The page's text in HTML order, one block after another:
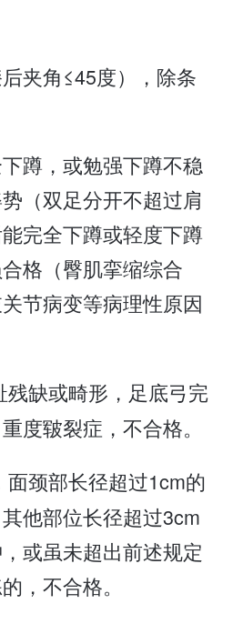
夹角≤45度），除条
蹲，或勉强下蹲不稳
（双足分开不超过肩
完全下蹲或轻度下蹲
格（臀肌挛缩综合
节病变等病理性原因
残缺或畸形，足底弓完
度皲裂症，不合格。
面颈部长径超过1cm的
他部位长径超过3cm
或虽未超出前述规定
，不合格。